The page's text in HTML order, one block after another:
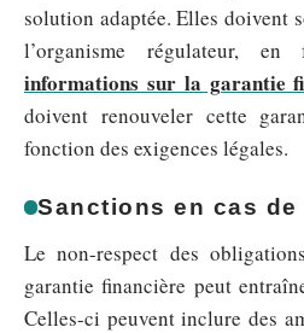
solution adaptée. Elles doivent
l’organisme régulateur,
informations sur la garantie
doivent renouveler cette
fonction des exigences légales.
Sanctions en cas
Le non-respect des
garantie financière peut
Celles-ci peuvent inclure des